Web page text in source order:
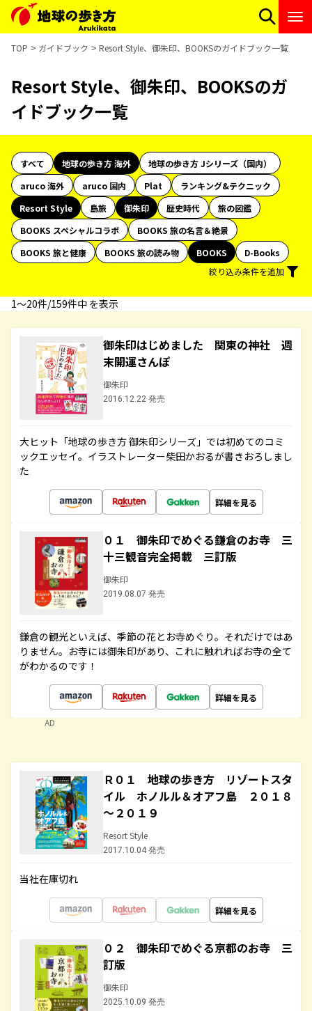
TOP ガイドブック Resort Style、御朱印、BOOKSのガイドブック一覧
Resort Style、御朱印、BOOKSのガ
イドブック一覧
すべて 地球の歩き方 海外
地球の歩き方 Jシリーズ（国内）
aruco 海外
aruco 国内 Plat
ランキング&テクニック
Resort Style
島旅 御朱印 歴史時代
旅の図鑑
BOOKS スペシャルコラボ
BOOKS 旅の名言＆絶景
BOOKS 旅と健康
BOOKS 旅の読み物 BOOKS
D-Books
絞り込み条件を追加
1〜20件/159件中 を表示
御朱印はじめました 関東の神社 週
末開運さんぽ
御朱印
2016.12.22 発売
大ヒット「地球の歩き方 御朱印シリーズ」では初めてのコミ
ックエッセイ。イラストレーター柴田かおるが書きおろしまし
た
詳細を見る
０１ 御朱印でめぐる鎌倉のお寺 三
十三観音完全掲載 三訂版
御朱印
2019.08.07 発売
鎌倉の観光といえば、季節の花とお寺めぐり。それだけではあ
りません。お寺には御朱印があり、これに触れればお寺の全て
がわかるのです！
詳細を見る
AD
Ｒ０１ 地球の歩き方 リゾートスタ
イル ホノルル＆オアフ島 ２０１８
～２０１９
Resort Style
2017.10.04 発売
当社在庫切れ
詳細を見る
０２ 御朱印でめぐる京都のお寺 三
訂版
御朱印
2025.10.09 発売